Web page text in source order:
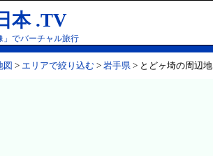
本 .TV
」でバーチャル旅行
図 > エリアで絞り込む > 岩手県 > とどヶ埼の周辺